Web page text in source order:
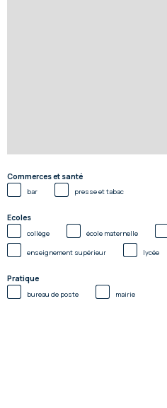
Commerces et santé
bar presse et tabac
Ecoles
collège école maternelle
enseignement supérieur lycée
Pratique
bureau de poste mairie